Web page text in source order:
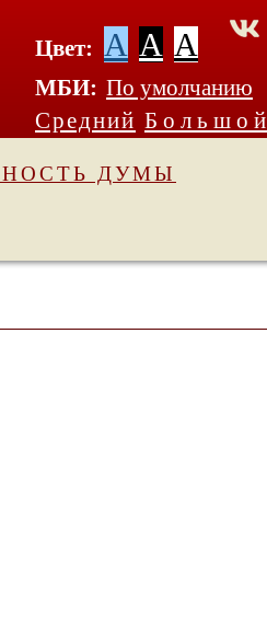
Цвет: A A A
МБИ: По умолчанию
Средний Большой
ДУМЫ